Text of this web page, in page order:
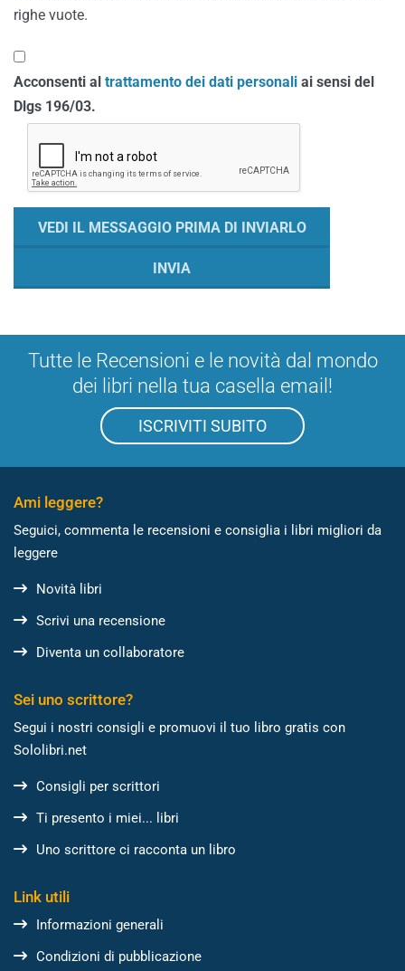
righe vuote.
Acconsenti al trattamento dei dati personali ai sensi del
Dlgs 196/03.
Tutte le Recensioni e le novità dal mondo
dei libri nella tua casella email!
ISCRIVITI SUBITO
Ami leggere?
Seguici, commenta le recensioni e consiglia i libri migliori da
leggere
Novità libri
Scrivi una recensione
Diventa un collaboratore
Sei uno scrittore?
Segui i nostri consigli e promuovi il tuo libro gratis con
Sololibri.net
Consigli per scrittori
Ti presento i miei... libri
Uno scrittore ci racconta un libro
Link utili
Informazioni generali
Condizioni di pubblicazione